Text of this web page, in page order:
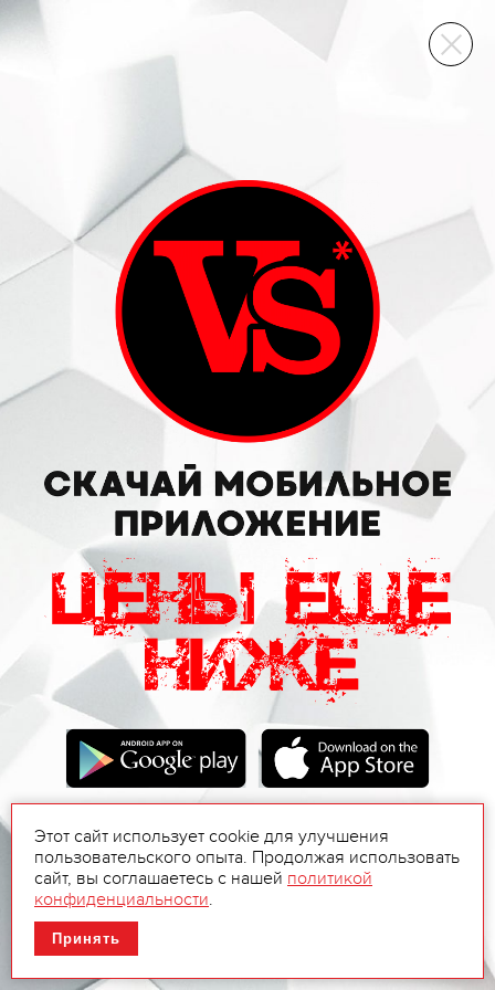
ВИННЫЙ СКЛАД
Этот сайт использует cookie для улучшения
пользовательского опыта. Продолжая использовать
сайт, вы соглашаетесь с нашей политикой
конфиденциальности.
Принять